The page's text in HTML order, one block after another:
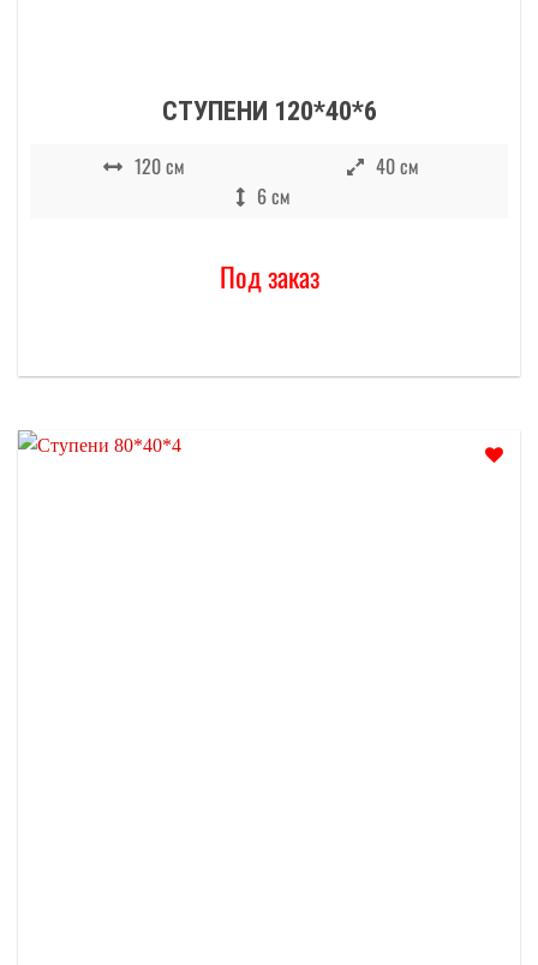
СТУПЕНИ 120*40*6
120 см
40 см
6 см
Под заказ